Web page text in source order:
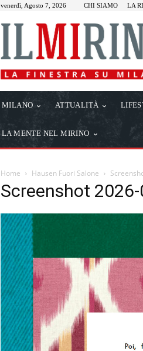
venerdì, Agosto 7, 2026 CHI SIAMO LA
MILANO ATTUALITÀ
LA MENTE NEL MIRINO
Home Hausen Fuori Salone
Screenshot